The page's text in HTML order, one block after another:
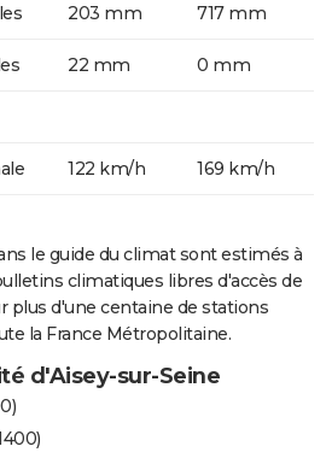
203 mm 717 mm
22 mm 0 mm
122 km/h 169 km/h
le guide du climat sont estimés à
climatiques libres d'accès de
plus d'une centaine de stations
la France Métropolitaine.
d'Aisey-sur-Seine